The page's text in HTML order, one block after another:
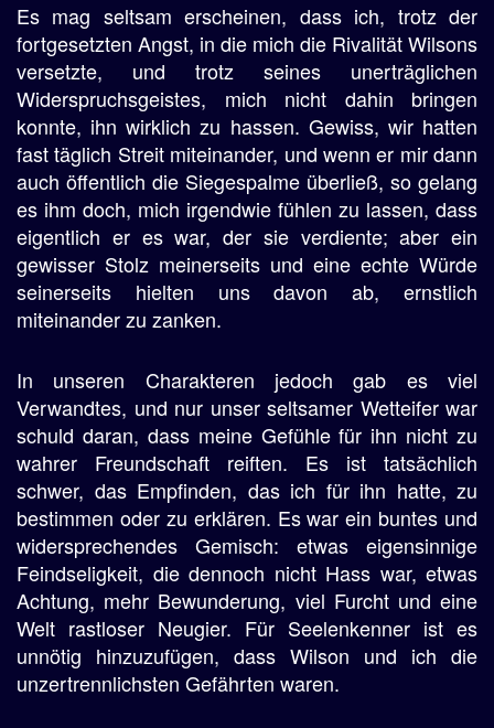
Es mag seltsam erscheinen, dass ich, trotz der
fortgesetzten Angst, in die mich die Rivalität Wilsons
versetzte, und trotz seines unerträglichen
Widerspruchsgeistes, mich nicht dahin bringen
konnte, ihn wirklich zu hassen. Gewiss, wir hatten
fast täglich Streit miteinander, und wenn er mir dann
auch öffentlich die Siegespalme überließ, so gelang
es ihm doch, mich irgendwie fühlen zu lassen, dass
eigentlich er es war, der sie verdiente; aber ein
gewisser Stolz meinerseits und eine echte Würde
seinerseits hielten uns davon ab, ernstlich
miteinander zu zanken.
In unseren Charakteren jedoch gab es viel
Verwandtes, und nur unser seltsamer Wetteifer war
schuld daran, dass meine Gefühle für ihn nicht zu
wahrer Freundschaft reiften. Es ist tatsächlich
schwer, das Empfinden, das ich für ihn hatte, zu
bestimmen oder zu erklären. Es war ein buntes und
widersprechendes Gemisch: etwas eigensinnige
Feindseligkeit, die dennoch nicht Hass war, etwas
Achtung, mehr Bewunderung, viel Furcht und eine
Welt rastloser Neugier. Für Seelenkenner ist es
unnötig hinzuzufügen, dass Wilson und ich die
unzertrennlichsten Gefährten waren.